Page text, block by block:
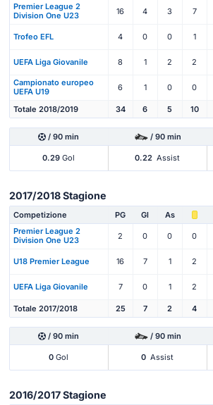
Premier League 2
Division One U23
16 4 3 7
Trofeo EFL 4 0 0 1
UEFA Liga Giovanile 8 1 2 2
Campionato europeo
UEFA U19
6 1 0 0
Totale 2018/2019 34 6 5 10
/ 90 min / 90 min
0.29 Gol 0.22 Assist
2017/2018 Stagione
Competizione PG Gl As
Premier League 2
Division One U23
2 0 0 0
U18 Premier League 16 7 1 2
UEFA Liga Giovanile 7 0 1 2
Totale 2017/2018 25 7 2 4
/ 90 min / 90 min
0 Gol 0 Assist
2016/2017 Stagione